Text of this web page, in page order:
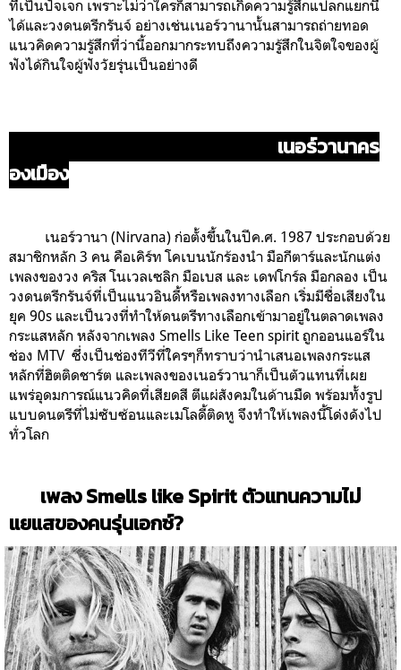
ที่เป็นปัจเจก เพราะไม่ว่าใครก็สามารถเกิดความรู้สึกแปลกแยกนี้
ได้และวงดนตรีกรันจ์ อย่างเช่นเนอร์วานานั้นสามารถถ่ายทอด
แนวคิดความรู้สึกที่ว่านี้ออกมากระทบถึงความรู้สึกในจิตใจของผู้
ฟังได้กินใจผู้ฟังวัยรุ่นเป็นอย่างดี
เนอร์วานาคร
องเมือง
เนอร์วานา (Nirvana) ก่อตั้งขึ้นในปีค.ศ. 1987 ประกอบด้วย
สมาชิกหลัก 3 คน คือเคิร์ท โคเบนนักร้องนำ มือกีตาร์และนักแต่ง
เพลงของวง คริส โนเวลเซลิก มือเบส และ เดฟโกร์ล มือกลอง เป็น
วงดนตรีกรันจ์ที่เป็นแนวอินดี้หรือเพลงทางเลือก เริ่มมีชื่อเสียงใน
ยุค 90s และเป็นวงที่ทำให้ดนตรีทางเลือกเข้ามาอยู่ในตลาดเพลง
กระแสหลัก หลังจากเพลง Smells Like Teen spiritถูกออนแอร์ใน
ช่อง MTV ซึ่งเป็นช่องทีวีที่ใครๆก็ทราบว่านำเสนอเพลงกระแส
หลักที่ฮิตติดชาร์ต และเพลงของเนอร์วานาก็เป็นตัวแทนที่เผย
แพร่อุดมการณ์แนวคิดที่เสียดสี ตีแผ่สังคมในด้านมืด พร้อมทั้งรูป
แบบดนตรีที่ไม่ซับซ้อนและเมโลดี้ติดหู จึงทำให้เพลงนี้โด่งดังไป
ทั่วโลก
เพลง Smells like Spirit ตัวแทนความไม่
แยแสของคนรุ่นเอกซ์?